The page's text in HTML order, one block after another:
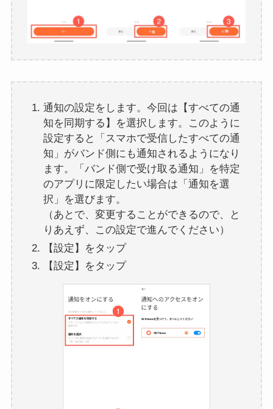
通知の設定をします。今回は【すべての通
知を同期する】を選択します。このように
設定すると「スマホで受信したすべての通
知」がバンド側にも通知されるようになり
ます。「バンド側で受け取る通知」を特定
のアプリに限定したい場合は「通知を選
択」を選びます。
（あとで、変更することができるので、と
りあえず、この設定で進んでください）
【設定】をタップ
【設定】をタップ